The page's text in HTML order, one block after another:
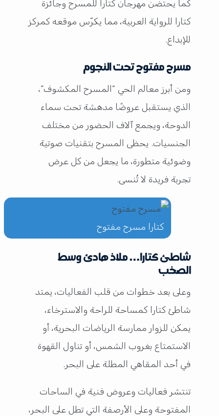
كما يحتضن مهرجان كتارا للمسرح وجائزة
كتارا للرواية العربية، مما يكرّس موقعه كمركز
للإبداع.
مسرح مفتوح تحت النجوم
ومن أبرز معالم الحي “المسرح المكشوف”،
الذي يستقبل عروضًا مدهشة تحت سماء
الدوحة، ويجمع آلاف الحضور من مختلف
الجنسيات. يحظى المسرح بتقنيات صوتية
وضوئية متطورة، ما يجعل من كل عرض
تجربة فريدة لا تُنسى.
كتارا مسرح مفتوح
شاطئ كتارا… ملاذ هادئ وسط
الصخب
وعلى بعد خطوات من قلب الفعاليات، يمتد
شاطئ كتارا كمساحة للراحة والاسترخاء،
يمكن للزوار ممارسة الرياضات البحرية، أو
الاستمتاع بغروب الشمس، أو تناول القهوة
في أحد المقاهي المطلة على البحر.
تنتشر فعاليات وعروض فنية في الساحات
المفتوحة وعلى الأرصفة التي تطل على البحر،